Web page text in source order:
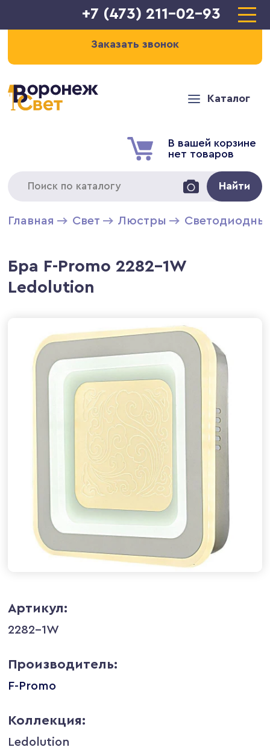
+7 (473) 211-02-93
Заказать звонок
Каталог
В вашей корзине
нет товаров
Найти
Главная Свет Люстры
Бра F-Promo 2282-1W
Ledolution
Артикул:
2282-1W
Производитель:
F-Promo
Коллекция:
Ledolution